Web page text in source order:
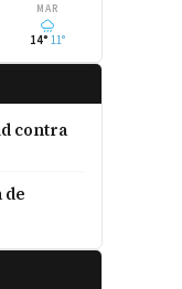
MAR
14° 11°
contra
de